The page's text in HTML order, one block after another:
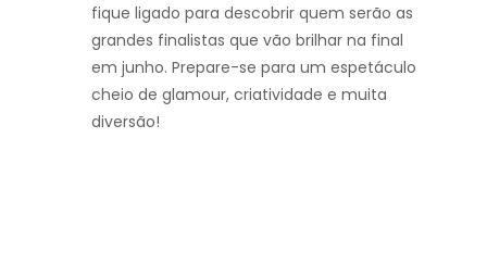
fique ligado para descobrir quem serão as
grandes finalistas que vão brilhar na final
em junho. Prepare-se para um espetáculo
cheio de glamour, criatividade e muita
diversão!